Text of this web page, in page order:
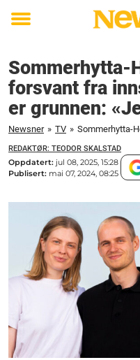
Toggle
Sommerhytta-
forsvant fra
er grunnen:
Newsner » TV »
REDAKTØR: TEODOR SKALSTAD
Oppdatert: jul 08, 2025, 15:28
Publisert: mai 07, 2024, 08:25